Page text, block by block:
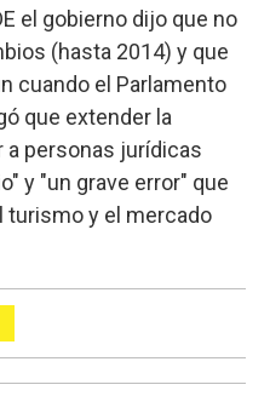
el gobierno dijo que no
(hasta 2014) y que
cuando el Parlamento
que extender la
a personas jurídicas
y "un grave error" que
turismo y el mercado